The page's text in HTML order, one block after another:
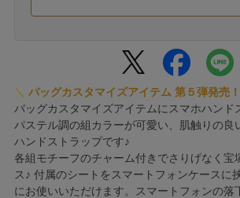
＼ バッグカスタマイズアイテム 第５弾発売！
バッグカスタマイズアイテムにスマホハンド
パステル調の組カラーが可愛い、肌触りの良
ハンドストラップです♪
各組モチーフのチャーム付きでさりげなく宝
ス♪ 付属のシートをスマートフォンケースに
にお使いいただけます。スマートフォンの落